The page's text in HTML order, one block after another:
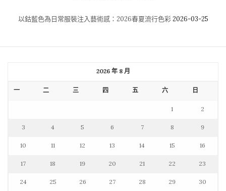
以鈷藍色為日常服裝注入藝術感：2026春夏流行色彩 2026-03-25
2026 年 8 月
一 二 三 四 五 六 日
1 2
3 4 5 6 7 8 9
10 11 12 13 14 15 16
17 18 19 20 21 22 23
24 25 26 27 28 29 30